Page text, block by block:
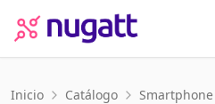
Inicio Catálogo Smartphone